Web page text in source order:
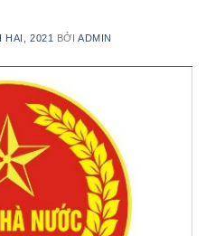
HAI, 2021 BỞIADMIN